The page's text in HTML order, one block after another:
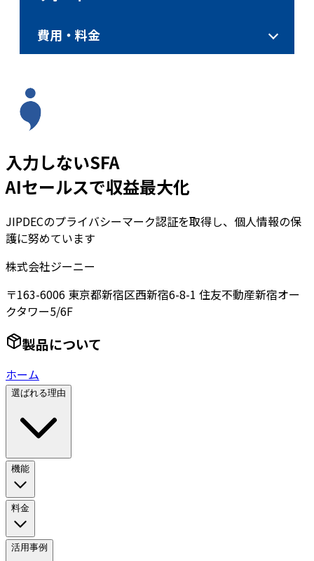
費用・料金
入力しないSFA
AIセールスで収益最大化
JIPDECのプライバシーマーク認証を取得し、個人情報の保
護に努めています
株式会社ジーニー
〒163-6006 東京都新宿区西新宿6-8-1 住友不動産新宿オー
クタワー5/6F
製品について
ホーム
選ばれる理由
機能
料金
活用事例